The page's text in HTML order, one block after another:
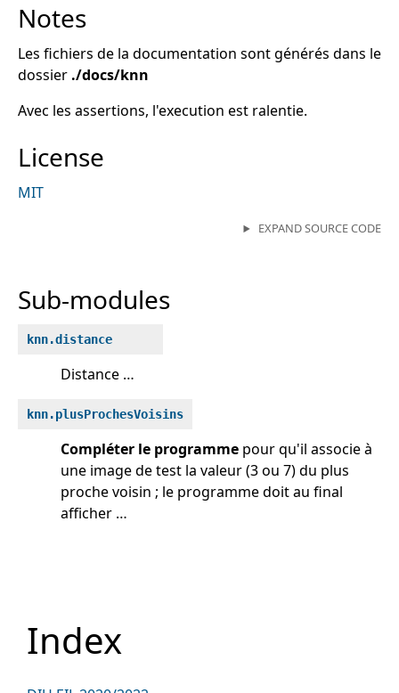
Notes
Les fichiers de la documentation sont générés dans le
dossier ./docs/knn
Avec les assertions, l'execution est ralentie.
License
MIT
EXPAND SOURCE CODE
Sub-modules
knn.distance
Distance …
knn.plusProchesVoisins
Compléter le programme pour qu'il associe à
une image de test la valeur (3 ou 7) du plus
proche voisin ; le programme doit au final
afficher …
Index